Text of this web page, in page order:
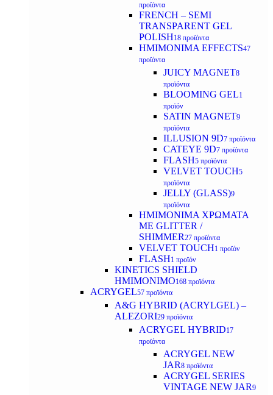
προϊόντα
FRENCH – SEMI
TRANSPARENT GEL
POLISH18 προϊόντα
HMIMONIMA EFFECTS47
προϊόντα
JUICY MAGNET8
προϊόντα
BLOOMING GEL1
προϊόν
SATIN MAGNET9
προϊόντα
ILLUSION 9D7 προϊόντα
CATEYE 9D7 προϊόντα
FLASH5 προϊόντα
VELVET TOUCH5
προϊόντα
JELLY (GLASS)9
προϊόντα
ΗΜΙΜΟΝΙΜA ΧΡΩΜΑΤΑ
ΜΕ GLITTER /
SHIMMER27 προϊόντα
VELVET TOUCH1 προϊόν
FLASH1 προϊόν
KINETICS SHIELD
ΗΜΙΜΟΝΙΜΟ168 προϊόντα
ACRYGEL57 προϊόντα
A&G HYBRID (ACRYLGEL) –
ALEZORI29 προϊόντα
ACRYGEL HYBRID17
προϊόντα
ACRYGEL NEW
JAR8 προϊόντα
ACRYGEL SERIES
VINTAGE NEW JAR9